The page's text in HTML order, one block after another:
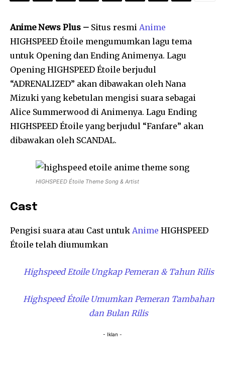
Anime News Plus – Situs resmi Anime
HIGHSPEED Étoile mengumumkan lagu tema
untuk Opening dan Ending Animenya. Lagu
Opening HIGHSPEED Étoile berjudul
“ADRENALIZED” akan dibawakan oleh Nana
Mizuki yang kebetulan mengisi suara sebagai
Alice Summerwood di Animenya. Lagu Ending
HIGHSPEED Étoile yang berjudul “Fanfare” akan
dibawakan oleh SCANDAL.
HIGHSPEED Étoile Theme Song & Artist
Cast
Pengisi suara atau Cast untuk Anime HIGHSPEED
Étoile telah diumumkan
Highspeed Etoile Ungkap Pemeran & Tahun Rilis
Highspeed Étoile Umumkan Pemeran Tambahan
dan Bulan Rilis
- Iklan -